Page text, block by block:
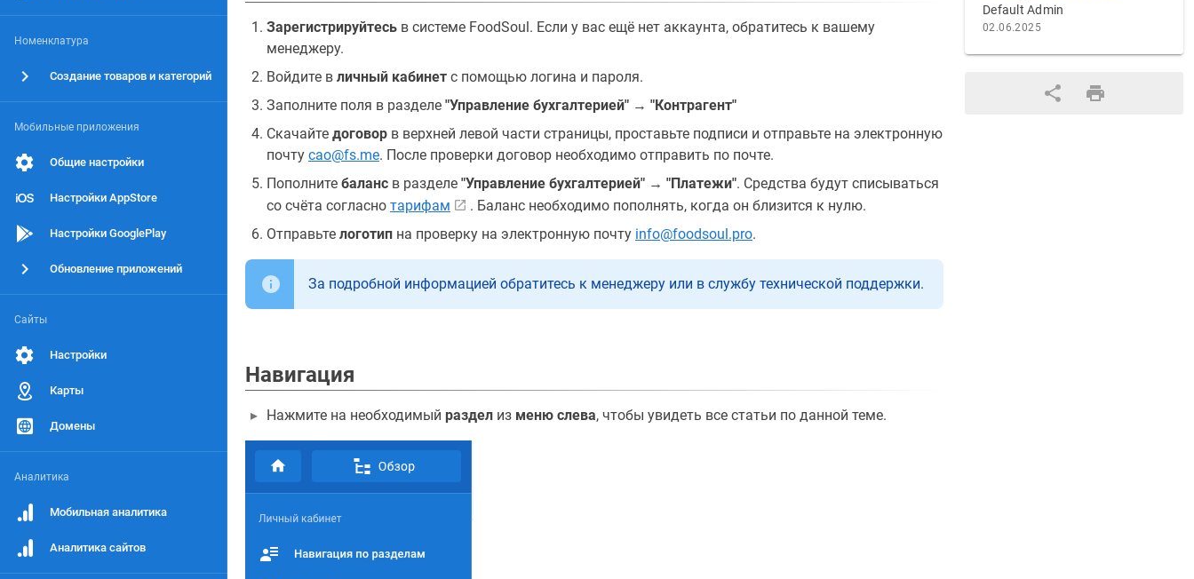
Номенклатура
Создание товаров и категорий
Мобильные приложения
Общие настройки
Настройки AppStore
Настройки GooglePlay
Обновление приложений
Сайты
Настройки
Карты
Домены
Аналитика
Мобильная аналитика
Аналитика сайтов
Default Admin
02.06.2025
Зарегистрируйтесь в системе FoodSoul. Если у вас ещё нет аккаунта, обратитесь к вашему
менеджеру.
Войдите в личный кабинет с помощью логина и пароля.
Заполните поля в разделе "Управление бухгалтерией" → "Контрагент"
Скачайте договор в верхней левой части страницы, проставьте подписи и отправьте на электронную
почту cao@fs.me. После проверки договор необходимо отправить по почте.
Пополните баланс в разделе "Управление бухгалтерией" → "Платежи". Средства будут списываться
со счёта согласно тарифам
. Баланс необходимо пополнять, когда он близится к нулю.
Отправьте логотип на проверку на электронную почту info@foodsoul.pro.
За подробной информацией обратитесь к менеджеру или в службу технической поддержки.
Навигация
Нажмите на необходимый раздел из меню слева, чтобы увидеть все статьи по данной теме.